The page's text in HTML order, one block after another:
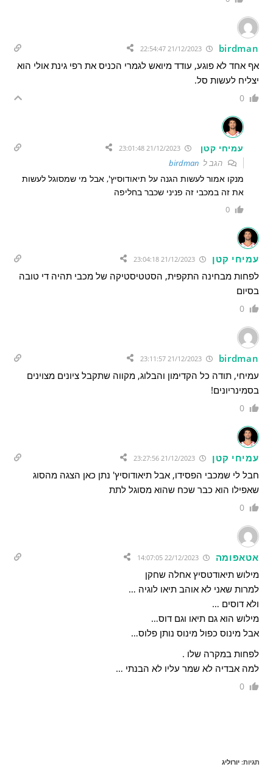
birdman
21/12/2023 22:54:47
אף אחד לא פוגע, עודד מיואש לגמרי הכניס את רפי גינת אולי הוא
יצליח לעשות סל.
0
עמיחי קטן
הגב ל birdman
מנקו אמור לעשות הגנה על תיאודוסיץ', אבל מי שמסוגל לעשות
את זה במכבי זה פניני שכבר בחליפה
0
עמיחי קטן
לפחות מבחינה התקפית, הסטטיסטיקה של מכבי תהיה די טובה
בסיום
0
birdman
21/12/2023 23:11:57
עמיחי, תודה כל הקדימון והבלוג, מקווה שתקבל ציונים מצוינים
בסמינריונים!
0
עמיחי קטן
חבל לי שמכבי הפסידו, אבל תיאודוסיץ' נתן כאן הצגה מהסוג
שאפילו הוא כבר שכח שהוא מסוגל לתת
0
אטאפומה 22/12/2023 14:07:05
מילוש תיאודטסיץ אחלה שחקן
למרות שאני לא אוהב תיאו לוגיה …
ולא דוסים …
מילוש הוא גם תיאו וגם דוס…
אבל מינוס כפול מינוס נותן פלוס…
לפחות במקרה שלו .
למה אבדיה לא שמר עליו לא הבנתי …
0
תגיות:יורוליג